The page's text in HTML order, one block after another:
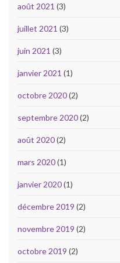
août 2021 (3)
juillet 2021 (3)
juin 2021 (3)
janvier 2021 (1)
octobre 2020(2)
septembre 2020(2)
août 2020(2)
mars 2020(1)
janvier 2020(1)
décembre 2019 (2)
novembre 2019 (2)
octobre 2019 (2)